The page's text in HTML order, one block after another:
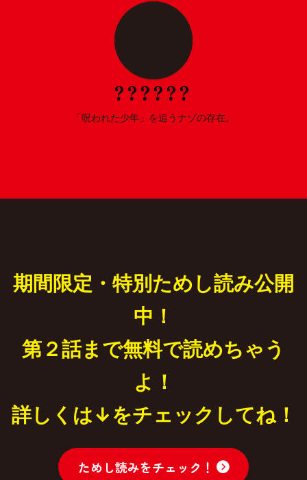
「呪われた少年」を追うナゾの存在。
期間限定・特別ためし読み公開
中！
第２話まで無料で読めちゃう
よ！
詳しくは↓をチェックしてね！
ためし読みをチェック！